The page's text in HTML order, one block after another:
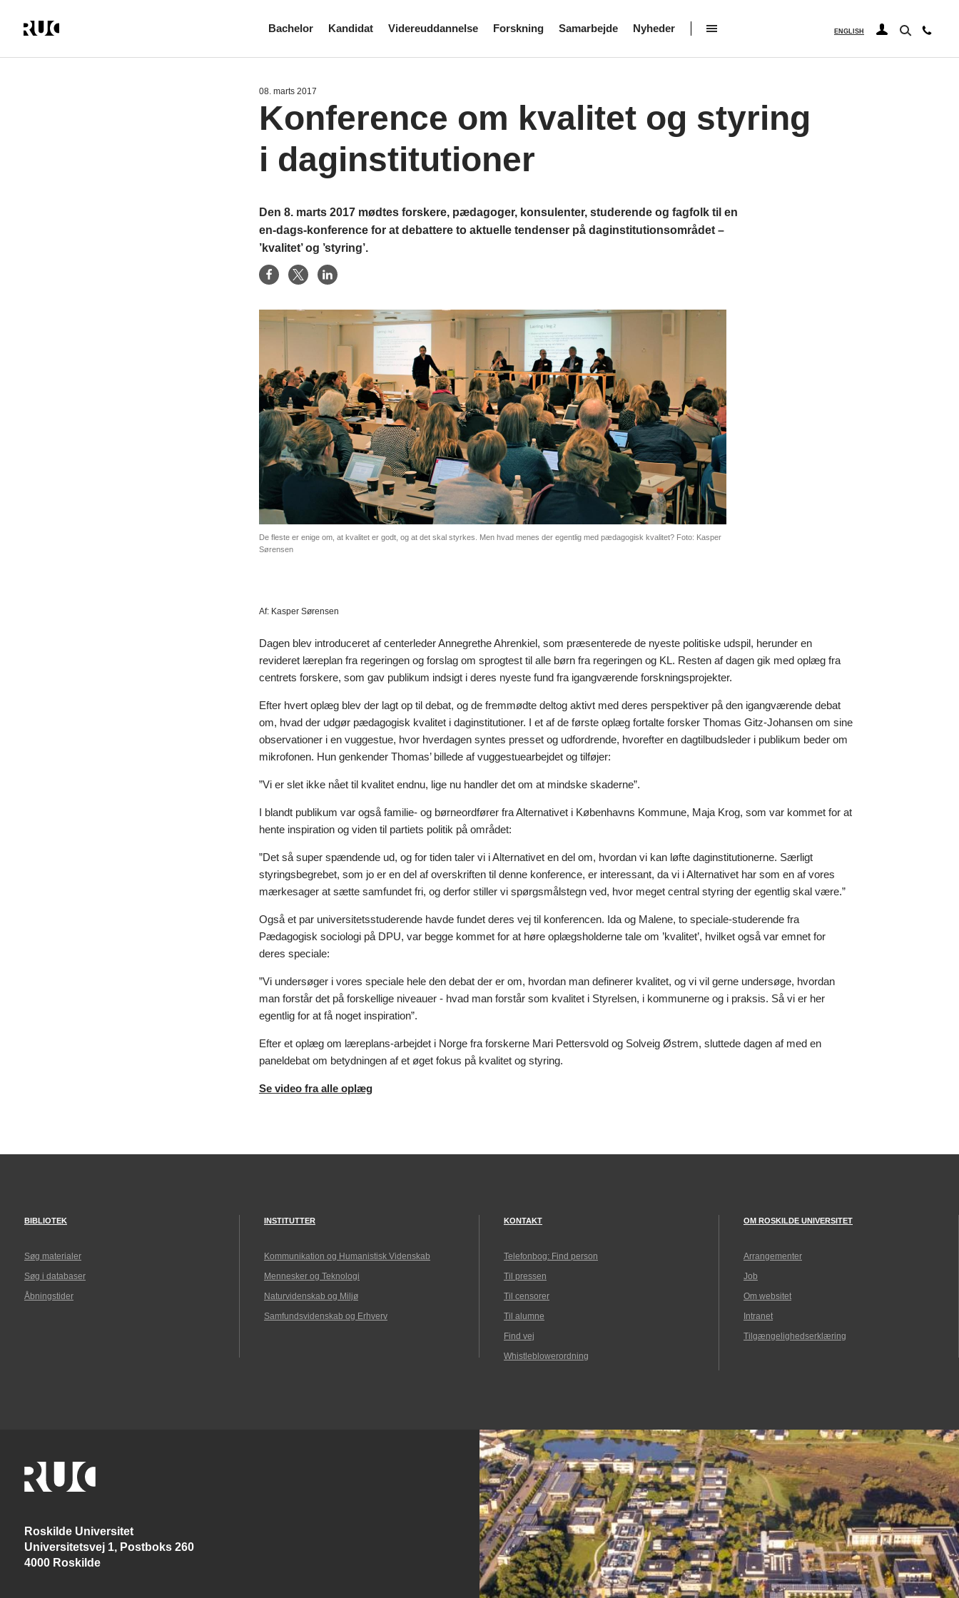
Bachelor Kandidat Videreuddannelse Forskning Samarbejde Nyheder ENGLISH
08. marts 2017
Konference om kvalitet og styring
i daginstitutioner
Den 8. marts 2017 mødtes forskere, pædagoger, konsulenter, studerende og fagfolk til en
en-dags-konference for at debattere to aktuelle tendenser på daginstitutionsområdet –
’kvalitet’ og ’styring’.
De fleste er enige om, at kvalitet er godt, og at det skal styrkes. Men hvad menes der egentlig med pædagogisk kvalitet? Foto: Kasper
Sørensen
Af:Kasper Sørensen
Dagen blev introduceret af centerleder Annegrethe Ahrenkiel, som præsenterede de nyeste politiske udspil, herunder en
revideret læreplan fra regeringen og forslag om sprogtest til alle børn fra regeringen og KL. Resten af dagen gik med oplæg fra
centrets forskere, som gav publikum indsigt i deres nyeste fund fra igangværende forskningsprojekter.
Efter hvert oplæg blev der lagt op til debat, og de fremmødte deltog aktivt med deres perspektiver på den igangværende debat
om, hvad der udgør pædagogisk kvalitet i daginstitutioner. I et af de første oplæg fortalte forsker Thomas Gitz-Johansen om sine
observationer i en vuggestue, hvor hverdagen syntes presset og udfordrende, hvorefter en dagtilbudsleder i publikum beder om
mikrofonen. Hun genkender Thomas’ billede af vuggestuearbejdet og tilføjer:
”Vi er slet ikke nået til kvalitet endnu, lige nu handler det om at mindske skaderne”.
I blandt publikum var også familie- og børneordfører fra Alternativet i Københavns Kommune, Maja Krog, som var kommet for at
hente inspiration og viden til partiets politik på området:
”Det så super spændende ud, og for tiden taler vi i Alternativet en del om, hvordan vi kan løfte daginstitutionerne. Særligt
styringsbegrebet, som jo er en del af overskriften til denne konference, er interessant, da vi i Alternativet har som en af vores
mærkesager at sætte samfundet fri, og derfor stiller vi spørgsmålstegn ved, hvor meget central styring der egentlig skal være.”
Også et par universitetsstuderende havde fundet deres vej til konferencen. Ida og Malene, to speciale-studerende fra
Pædagogisk sociologi på DPU, var begge kommet for at høre oplægsholderne tale om ’kvalitet’, hvilket også var emnet for
deres speciale:
”Vi undersøger i vores speciale hele den debat der er om, hvordan man definerer kvalitet, og vi vil gerne undersøge, hvordan
man forstår det på forskellige niveauer - hvad man forstår som kvalitet i Styrelsen, i kommunerne og i praksis. Så vi er her
egentlig for at få noget inspiration”.
Efter et oplæg om læreplans-arbejdet i Norge fra forskerne Mari Pettersvold og Solveig Østrem, sluttede dagen af med en
paneldebat om betydningen af et øget fokus på kvalitet og styring.
Se video fra alle oplæg
BIBLIOTEK
Søg materialer
Søg i databaser
Åbningstider
INSTITUTTER
Kommunikation og Humanistisk Videnskab
Mennesker og Teknologi
Naturvidenskab og Miljø
Samfundsvidenskab og Erhverv
KONTAKT
Telefonbog: Find person
Til pressen
Til censorer
Til alumne
Find vej
Whistleblowerordning
OM ROSKILDE UNIVERSITET
Arrangementer
Job
Om websitet
Intranet
Tilgængelighedserklæring
Roskilde Universitet
Universitetsvej 1, Postboks 260
4000 Roskilde